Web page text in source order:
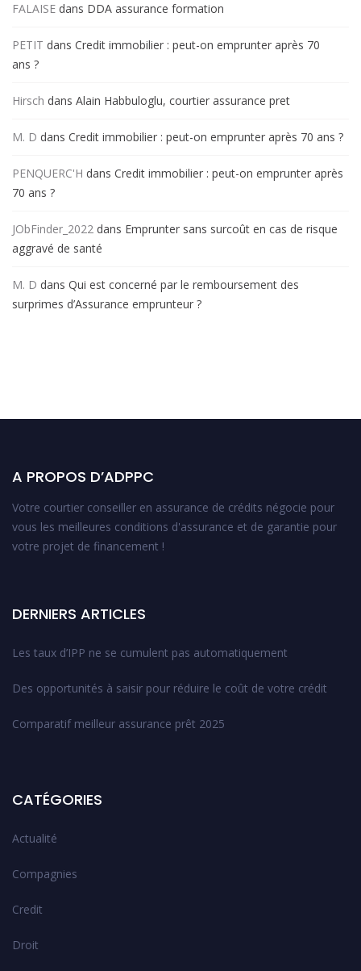
FALAISE dans DDA assurance formation
PETIT dans Credit immobilier : peut-on emprunter après 70
ans ?
Hirsch dans Alain Habbuloglu, courtier assurance pret
M. D dans Credit immobilier : peut-on emprunter après 70 ans ?
PENQUERC'H dans Credit immobilier : peut-on emprunter après
70 ans ?
JObFinder_2022 dans Emprunter sans surcoût en cas de risque
aggravé de santé
M. D dans Qui est concerné par le remboursement des
surprimes d’Assurance emprunteur ?
A PROPOS D’ADPPC
Votre courtier conseiller en assurance de crédits négocie pour
vous les meilleures conditions d'assurance et de garantie pour
votre projet de financement !
DERNIERS ARTICLES
Les taux d’IPP ne se cumulent pas automatiquement
Des opportunités à saisir pour réduire le coût de votre crédit
Comparatif meilleur assurance prêt 2025
CATÉGORIES
Actualité
Compagnies
Credit
Droit